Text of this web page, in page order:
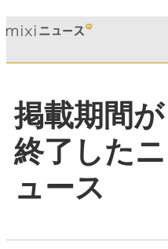
掲載期間が
終了したニ
ュース